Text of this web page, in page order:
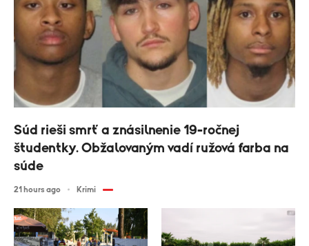
Súd rieši smrť a znásilnenie 19-ročnej
študentky. Obžalovaným vadí ružová farba na
súde
21 hours ago Krimi